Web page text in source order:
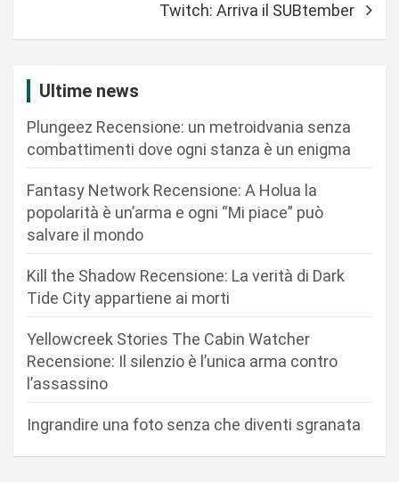
Twitch: Arriva il SUBtember
Ultime news
Plungeez Recensione: un metroidvania senza
combattimenti dove ogni stanza è un enigma
Fantasy Network Recensione: A Holua la
popolarità è un’arma e ogni “Mi piace” può
salvare il mondo
Kill the Shadow Recensione: La verità di Dark
Tide City appartiene ai morti
Yellowcreek Stories The Cabin Watcher
Recensione: Il silenzio è l’unica arma contro
l’assassino
Ingrandire una foto senza che diventi sgranata